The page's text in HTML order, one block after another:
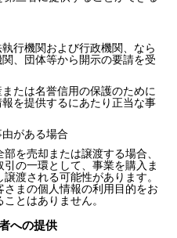
行機関および行政機関、なら
、団体等から開示の要請を受
たは名誉信用の保護のために
を提供するにあたり正当な事
がある場合
を売却または譲渡する場合、
の一環として、事業を購入ま
渡される可能性があります。
さまの個人情報の利用目的をお
とはありません。
への提供